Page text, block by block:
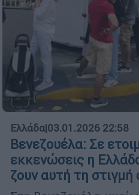
Ελλάδα|03.01.2026 22:58
Βενεζουέλα: Σε
εκκενώσεις η
ζουν αυτή τη